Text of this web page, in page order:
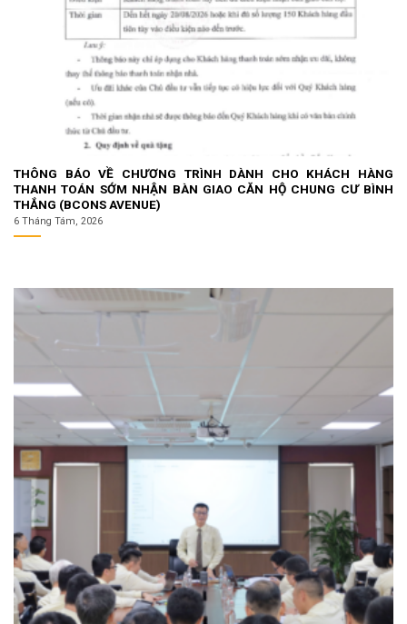
THÔNG BÁO VỀ CHƯƠNG TRÌNH DÀNH CHO KHÁCH HÀNG
THANH TOÁN SỚM NHẬN BÀN GIAO CĂN HỘ CHUNG CƯ BÌNH
THẮNG (BCONS AVENUE)
6 Tháng Tám, 2026